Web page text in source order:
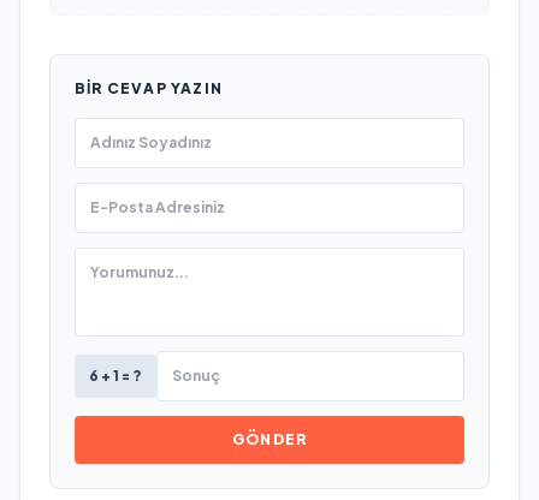
BIR CEVAP YAZIN
6 + 1 = ?
GÖNDER